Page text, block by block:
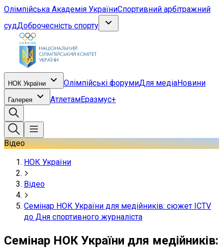
Олімпійська Академія УкраїниСпортивний арбітражний
судДоброчесність спорту
НОК України Олімпійські форумиДля медіаНовини
Галерея АтлетамЕразмус+
Відео
НОК України
Відео
Семінар НОК України для медійників: сюжет ICTV
до Дня спортивного журналіста
Семінар НОК України для медійників: